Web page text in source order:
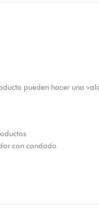
pueden hacer una
con candado